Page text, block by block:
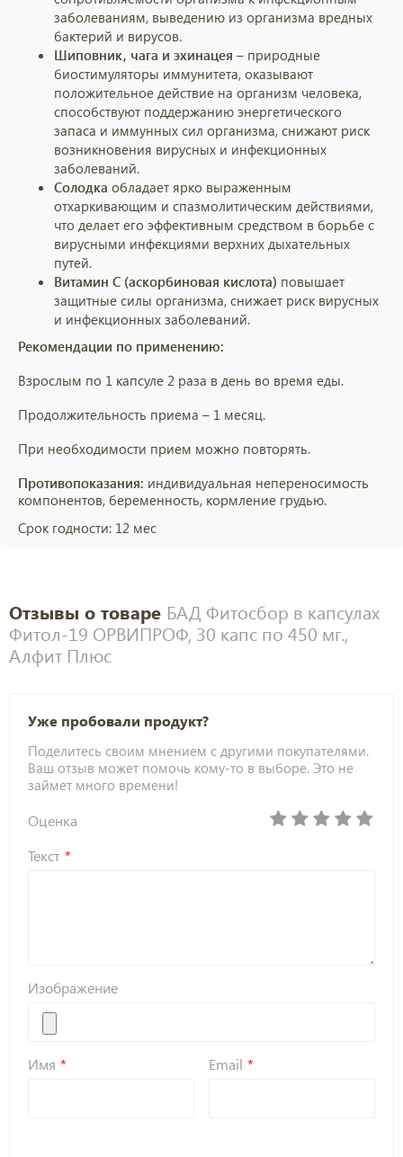
заболеваниям, выведению из организма вредных
бактерий и вирусов.
Шиповник, чага и эхинацея – природные
биостимуляторы иммунитета, оказывают
положительное действие на организм человека,
способствуют поддержанию энергетического
запаса и иммунных сил организма, снижают риск
возникновения вирусных и инфекционных
заболеваний.
Солодка обладает ярко выраженным
отхаркивающим и спазмолитическим действиями,
что делает его эффективным средством в борьбе с
вирусными инфекциями верхних дыхательных
путей.
Витамин С (аскорбиновая кислота) повышает
защитные силы организма, снижает риск вирусных
и инфекционных заболеваний.
Рекомендации по применению:
Взрослым по 1 капсуле 2 раза в день во время еды.
Продолжительность приема – 1 месяц.
При необходимости прием можно повторять.
Противопоказания: индивидуальная непереносимость
компонентов, беременность, кормление грудью.
Срок годности: 12 мес
Отзывы о товаре БАД Фитосбор в капсулах
Фитол-19 ОРВИПРОФ, 30 капс по 450 мг.,
Алфит Плюс
Уже пробовали продукт?
Поделитесь своим мнением с другими покупателями.
Ваш отзыв может помочь кому-то в выборе. Это не
займет много времени!
Оценка
Текст
Изображение
Имя Email